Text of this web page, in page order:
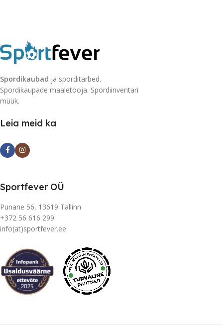
Spordikaubad ja sporditarbed.
Spordikaupade maaletooja. Spordiinventari
müük.
Leia meid ka
Sportfever OÜ
Punane 56, 13619 Tallinn
+372 56 616 299
info(at)sportfever.ee